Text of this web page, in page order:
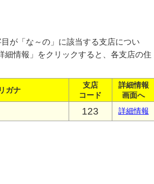
が「な～の」に該当する支店につい
細情報」をクリックすると、各支店の住
ガナ
支店
コード
詳細情報
画面へ
123 詳細情報